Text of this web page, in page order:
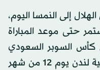
إلى النمسا اليوم،
حتى موعد المباراة
كأس السوبر السعودي
الذي تحتضنه العاصمة البريطانية لندن يوم 12 من شهر